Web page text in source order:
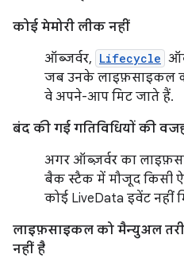
कोई मेमोरी लीक नहीं
ऑब्जर्वर, Lifecycle
जब उनके लाइफ़साइकल
वे अपने-आप मिट जाते हैं.
बंद की गई गतिविधियों की
अगर ऑब्ज़र्वर का
बैक स्टैक में मौजूद किसी
कोई LiveData इवेंट नहीं
लाइफ़साइकल को मैन्युअल
नहीं है